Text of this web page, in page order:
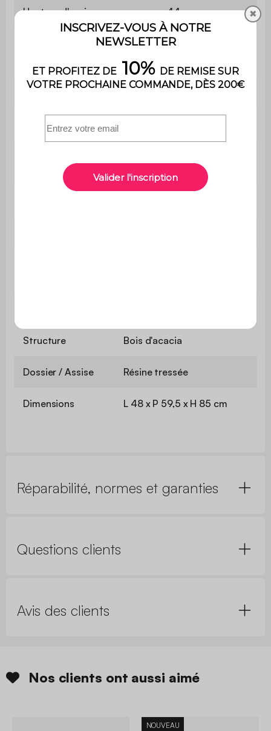
Hauteur d'assise 44 cm
Profondeur d'assise 45 cm
Poids
supporté
110kg par place
Structure Bois d'acacia
Dossier / Assise Résine tressée
Dimensions L 48 x P 59,5 x H 85 cm
Réparabilité, normes et garanties
Questions clients
Avis des clients
Nos clients ont aussi aimé
NOUVEAU
✖